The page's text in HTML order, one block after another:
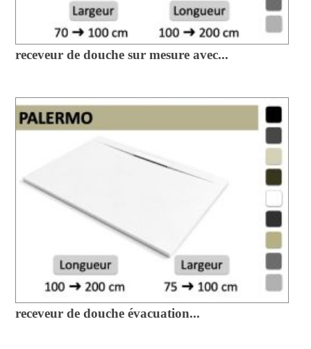
receveur de douche sur mesure avec...
receveur de douche évacuation...